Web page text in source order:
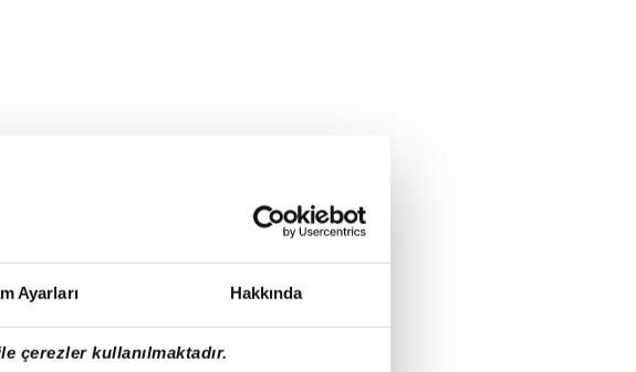
Ayarları Hakkında
çerezler kullanılmaktadır.